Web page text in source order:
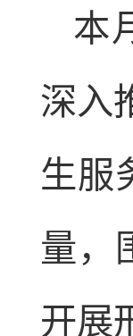
本
深入
生服
量，
开展